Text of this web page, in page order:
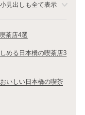
小見出しも全て表示
茶店4選
める日本橋の喫茶店3
いしい日本橋の喫茶